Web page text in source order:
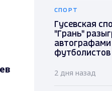
СПОРТ
Гусевская
"Грань"
автографами
футболистов
2 дня назад